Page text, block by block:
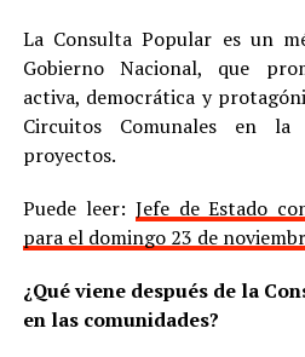
La Consulta Popular es un
Gobierno Nacional, que
activa, democrática y
Circuitos Comunales en la
proyectos.
Puede leer: Jefe de Estado
para el domingo 23 de
¿Qué viene después de la
en las comunidades?